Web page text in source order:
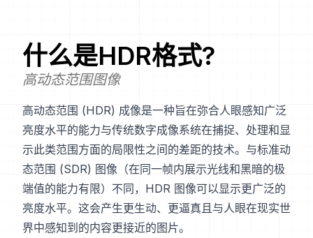
什么是HDR格式?
高动态范围图像
高动态范围 (HDR) 成像是一种旨在弥合人眼感知广泛
亮度水平的能力与传统数字成像系统在捕捉、处理和显
示此类范围方面的局限性之间的差距的技术。与标准动
态范围 (SDR) 图像（在同一帧内展示光线和黑暗的极
端值的能力有限）不同，HDR 图像可以显示更广泛的
亮度水平。这会产生更生动、更逼真且与人眼在现实世
界中感知到的内容更接近的图片。